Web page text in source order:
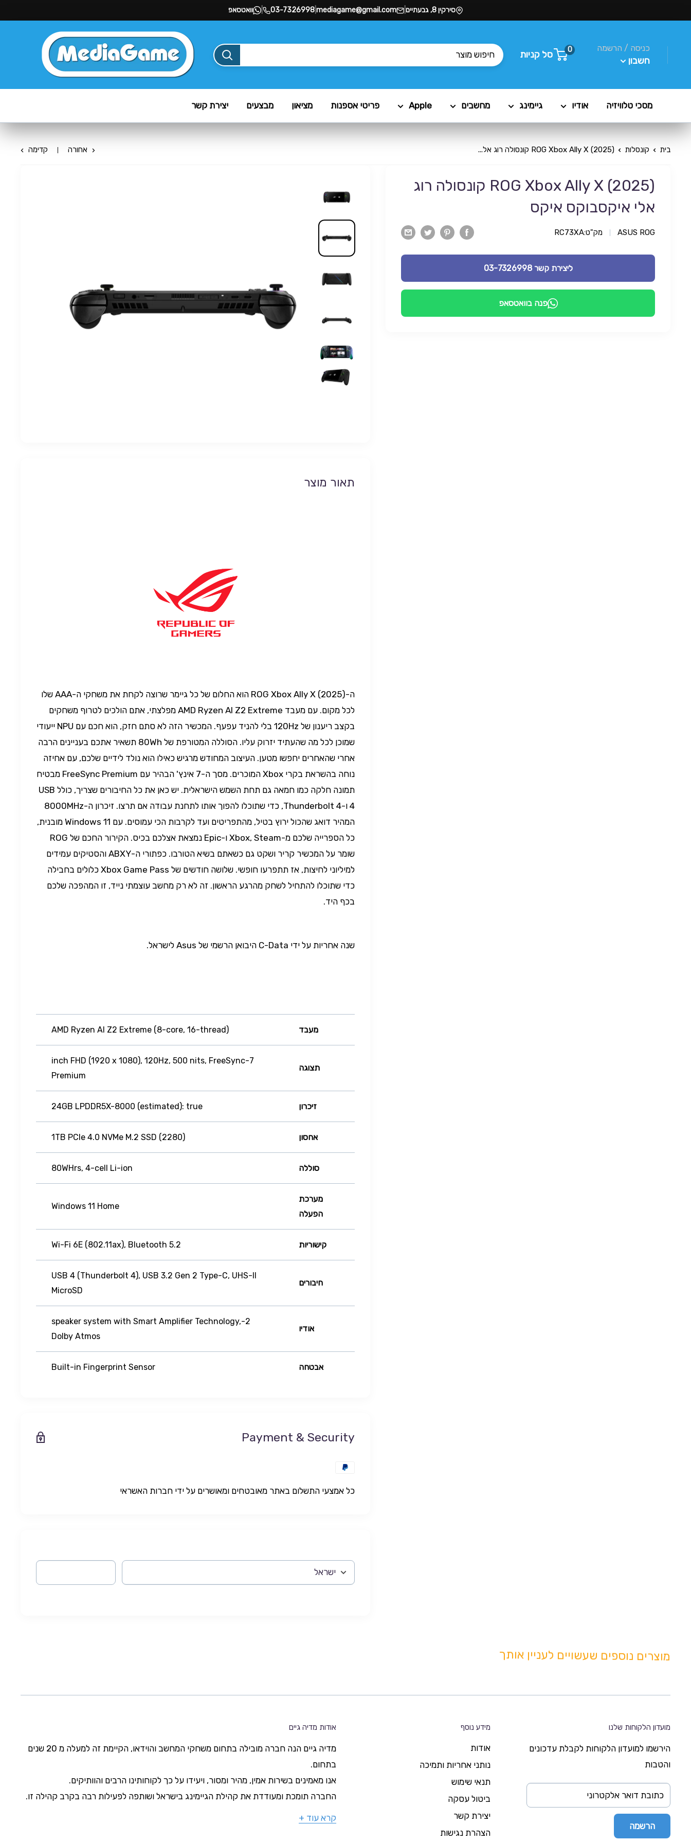
סירקין 8, גבעתיים |
mediagame@gmail.com
|
03-7326998
| וואטסאפ
כניסה / הרשמה
חשבון
0 סל קניות
מסכי טלוויזיה אודיו גיימינג מחשבים Apple פריטי אספנות מציאון מבצעים יצירת קשר
בית קונסלות ROG Xbox Ally X (2025) קונסולה רוג אל... אחורה קדימה
ROG Xbox Ally X (2025) קונסולה רוג
אלי איקסבוקס איקס
ASUS ROG מק"ט:RC73XA
ליצירת קשר 03-7326998
פנה בוואטסאפ
תאור מוצר
ה-ROG Xbox Ally X (2025) הוא החלום של כל גיימר שרוצה לקחת את משחקי ה-AAA שלו
לכל מקום. עם מעבד AMD Ryzen AI Z2 Extreme מפלצתי, אתם הולכים לטרוף משחקים
בקצב ריענון של 120Hz בלי להניד עפעף. המכשיר הזה לא סתם חזק, הוא חכם עם NPU ייעודי
שמוכן לכל מה שהעתיד יזרוק עליו. הסוללה המטורפת של 80Wh תשאיר אתכם בעניינים הרבה
אחרי שהאחרים יחפשו מטען. העיצוב המחודש מרגיש כאילו הוא נולד לידיים שלכם, עם אחיזה
נוחה בהשראת בקרי Xbox המוכרים. מסך ה-7 אינץ' הבהיר עם FreeSync Premium מבטיח
תמונה חלקה כמו חמאה גם תחת השמש הישראלית. יש כאן את כל החיבורים שצריך, כולל USB
4 ו-Thunderbolt 4, כדי שתוכלו להפוך אותו לתחנת עבודה אם תרצו. זיכרון ה-8000MHz
המהיר דואג שהכול ירוץ בטיל, מהתפריטים ועד לקרבות הכי עמוסים. עם Windows 11 מובנית,
כל הספרייה שלכם מ-Xbox, Steam ו-Epic נמצאת אצלכם בכיס. הקירור החכם של ROG
שומר על המכשיר קריר ושקט גם כשאתם בשיא הטורבו. כפתורי ה-ABXY והסטיקים עמידים
למיליוני לחיצות, אז תתפרעו חופשי. שלושה חודשים של Xbox Game Pass כלולים בחבילה
כדי שתוכלו להתחיל לשחק מהרגע הראשון. זה לא רק מחשב עוצמתי נייד, זו המהפכה שלכם
בכף היד.
שנה אחריות על ידי C-Data היבואן הרשמי של Asus לישראל.
מעבד AMD Ryzen AI Z2 Extreme (8-core, 16-thread)
תצוגה
7-inch FHD (1920 x 1080), 120Hz, 500 nits, FreeSync
Premium
זיכרון 24GB LPDDR5X-8000 (estimated): true
אחסון 1TB PCIe 4.0 NVMe M.2 SSD (2280)
סוללה 80WHrs, 4-cell Li-ion
מערכת
הפעלה
Windows 11 Home
קישוריות Wi-Fi 6E (802.11ax), Bluetooth 5.2
חיבורים
USB 4 (Thunderbolt 4), USB 3.2 Gen 2 Type-C, UHS-II
MicroSD
אודיו
2-speaker system with Smart Amplifier Technology,
Dolby Atmos
אבטחה Built-in Fingerprint Sensor
Payment & Security
כל אמצעי התשלום באתר מאובטחים ומאושרים על ידי חברות האשראי
מוצרים נוספים שעשויים לעניין אותך
אודות מדיה גיים
מדיה גיים הנה חברה מובילה בתחום משחקי המחשב והוידאו, הקיימת זה למעלה מ 20 שנים
בתחום.
אנו מאמינים בשירות אמין, מהיר ומסור, ויעידו על כך לקוחותינו הרבים והוותיקים.
החברה תומכת ומעודדת את קהילת הגיימינג בישראל ושותפה לפעילות רבה בקרב קהילה זו.
קרא עוד +
מידע נוסף
אודות
נותני אחריות ותמיכה
תנאי שימוש
ביטול עסקה
יצירת קשר
הצהרת נגישות
מועדון הלקוחות שלנו
הירשמו למועדון הלקוחות לקבלת עדכונים
והטבות
כתובת דואר אלקטרוני
הרשמה